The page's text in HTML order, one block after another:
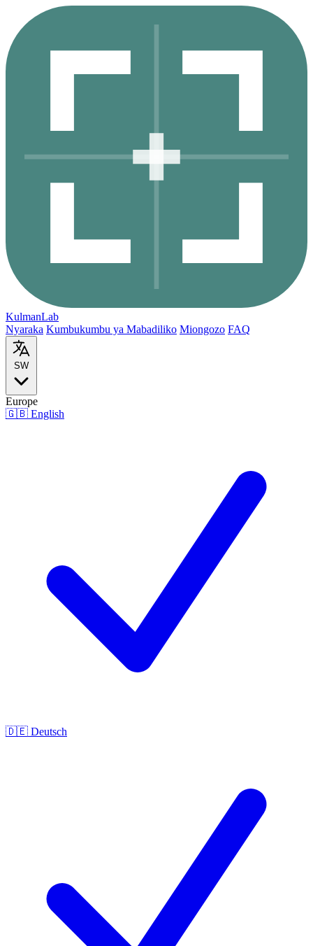
KulmanLab
Nyaraka Kumbukumbu ya Mabadiliko Miongozo FAQ
SW
Europe
🇬🇧 English
🇩🇪 Deutsch